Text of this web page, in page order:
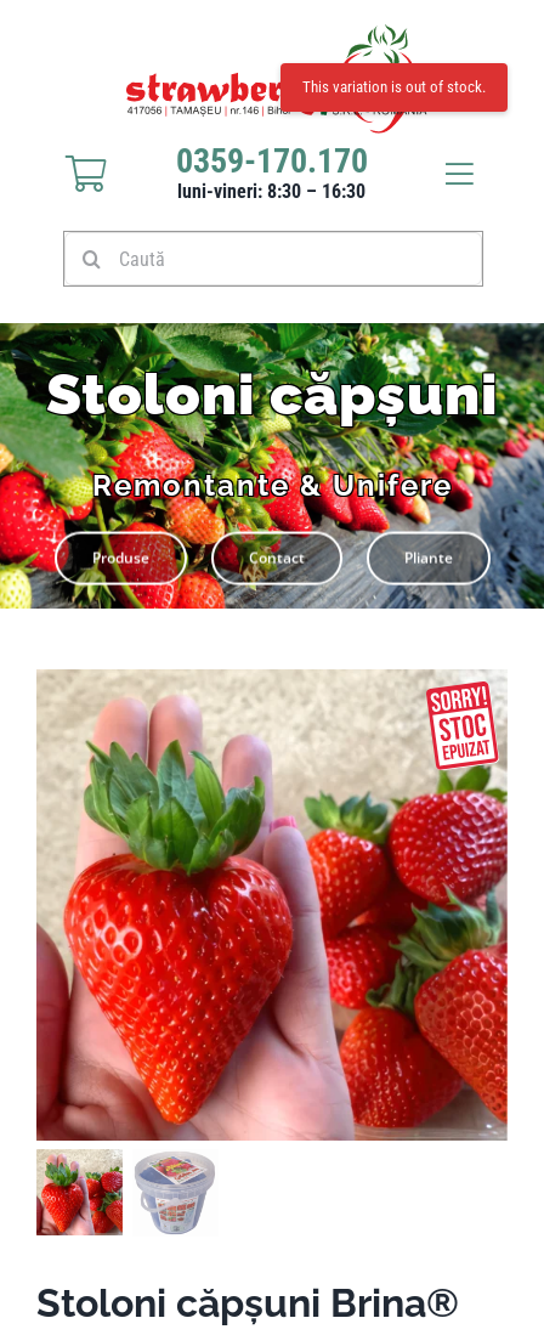
0359-170.170
luni-vineri: 8:30 – 16:30
Răsaduri căpșuni
Stoloni căpșuni
Produse
Culturi
Pliante
Contul meu
Coșul meu
Stoloni căpșuni
Remontante & Unifere
Produse Contact Pliante
Stoloni căpșuni Brina®
This variation is out of stock.